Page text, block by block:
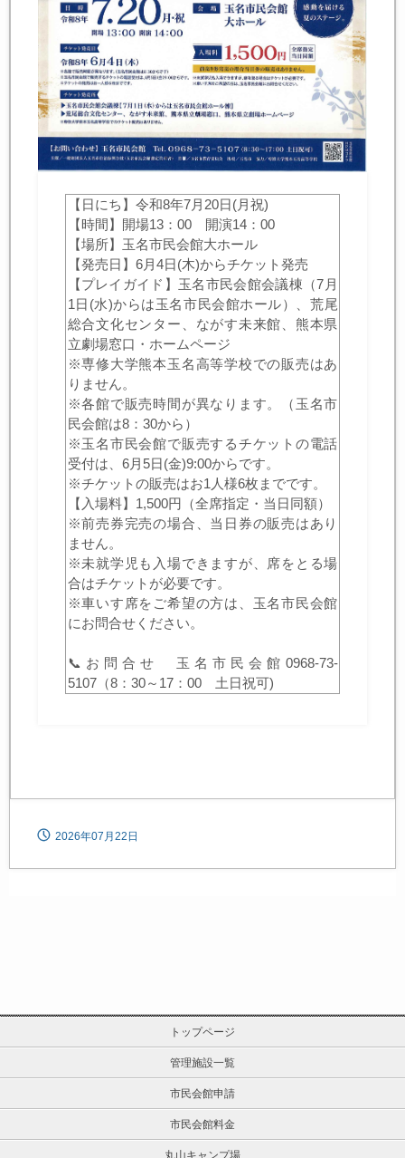
【日にち】令和8年7月20日(月祝)
【時間】開場13：00 開演14：00
【場所】玉名市民会館大ホール
【発売日】6月4日(木)からチケット発売
【プレイガイド】玉名市民会館会議棟（7月
1日(水)からは玉名市民会館ホール）、荒尾
総合文化センター、ながす未来館、熊本県
立劇場窓口・ホームページ
※専修大学熊本玉名高等学校での販売はあ
りません。
※各館で販売時間が異なります。（玉名市
民会館は8：30から）
※玉名市民会館で販売するチケットの電話
受付は、6月5日(金)9:00からです。
※チケットの販売はお1人様6枚までです。
【入場料】1,500円（全席指定・当日同額）
※前売券完売の場合、当日券の販売はあり
ません。
※未就学児も入場できますが、席をとる場
合はチケットが必要です。
※車いす席をご希望の方は、玉名市民会館
にお問合せください。
📞お問合せ 玉名市民会館0968-73-
5107（8：30～17：00 土日祝可)
2026年07月22日
トップページ
管理施設一覧
市民会館申請
市民会館料金
丸山キャンプ場